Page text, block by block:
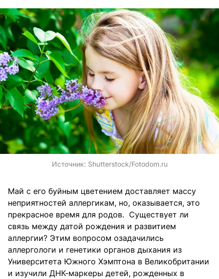
Источник: Shutterstock/Fotodom.ru
Май с его буйным цветением доставляет массу
неприятностей аллергикам, но, оказывается, это
прекрасное время для родов. Существует ли
связь между датой рождения и развитием
аллергии? Этим вопросом озадачились
аллергологи и генетики органов дыхания из
Университета Южного Хэмптона в Великобритании
и изучили ДНК-маркеры детей, рожденных в